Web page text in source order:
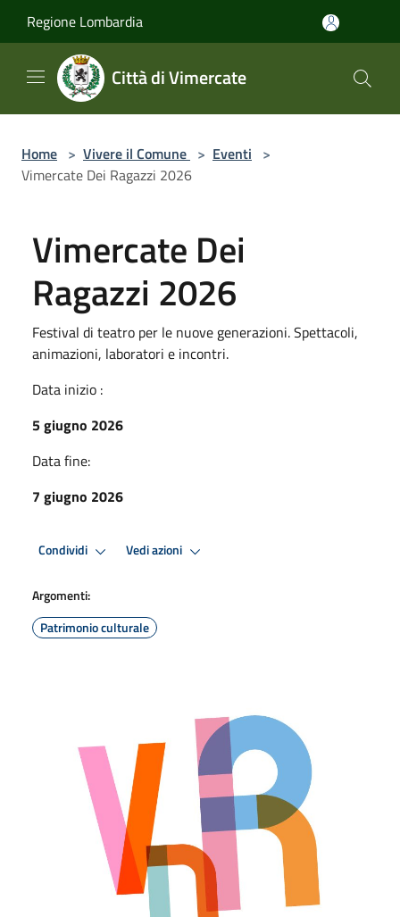
Regione Lombardia
Città di Vimercate
Home > Vivere il Comune > Eventi >
Vimercate Dei Ragazzi 2026
Vimercate Dei
Ragazzi 2026
Festival di teatro per le nuove generazioni. Spettacoli,
animazioni, laboratori e incontri.
Data inizio :
5 giugno 2026
Data fine:
7 giugno 2026
Condividi Vedi azioni
Argomenti:
Patrimonio culturale